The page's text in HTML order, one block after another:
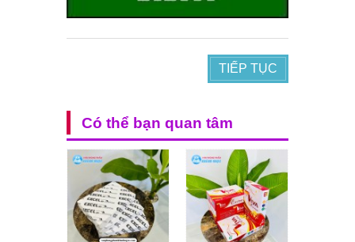
TIẾP TỤC
Có thể bạn quan tâm